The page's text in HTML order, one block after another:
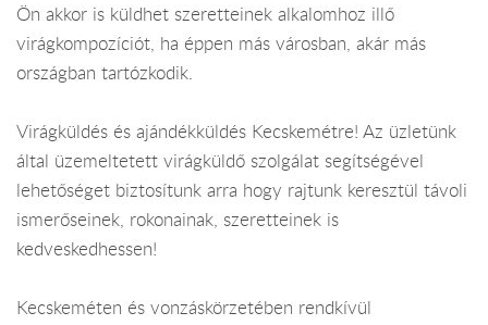
Ön akkor is küldhet szeretteinek alkalomhoz illő
virágkompozíciót, ha éppen más városban, akár más
országban tartózkodik.
Virágküldés és ajándékküldés Kecskemétre! Az üzletünk
által üzemeltetett virágküldő szolgálat segítségével
lehetőséget biztosítunk arra hogy rajtunk keresztül távoli
ismerőseinek, rokonainak, szeretteinek is
kedveskedhessen!
Kecskeméten és vonzáskörzetében rendkívül